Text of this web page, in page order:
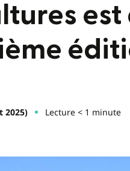
2025) Lecture < 1 minute